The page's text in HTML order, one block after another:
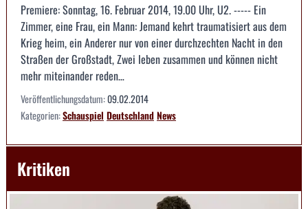
Premiere: Sonntag, 16. Februar 2014, 19.00 Uhr, U2. ----- Ein
Zimmer, eine Frau, ein Mann: Jemand kehrt traumatisiert aus dem
Krieg heim, ein Anderer nur von einer durchzechten Nacht in den
Straßen der Großstadt, Zwei leben zusammen und können nicht
mehr miteinander reden…
Veröffentlichungsdatum:09.02.2014
Kategorien:Schauspiel DeutschlandNews
Kritiken